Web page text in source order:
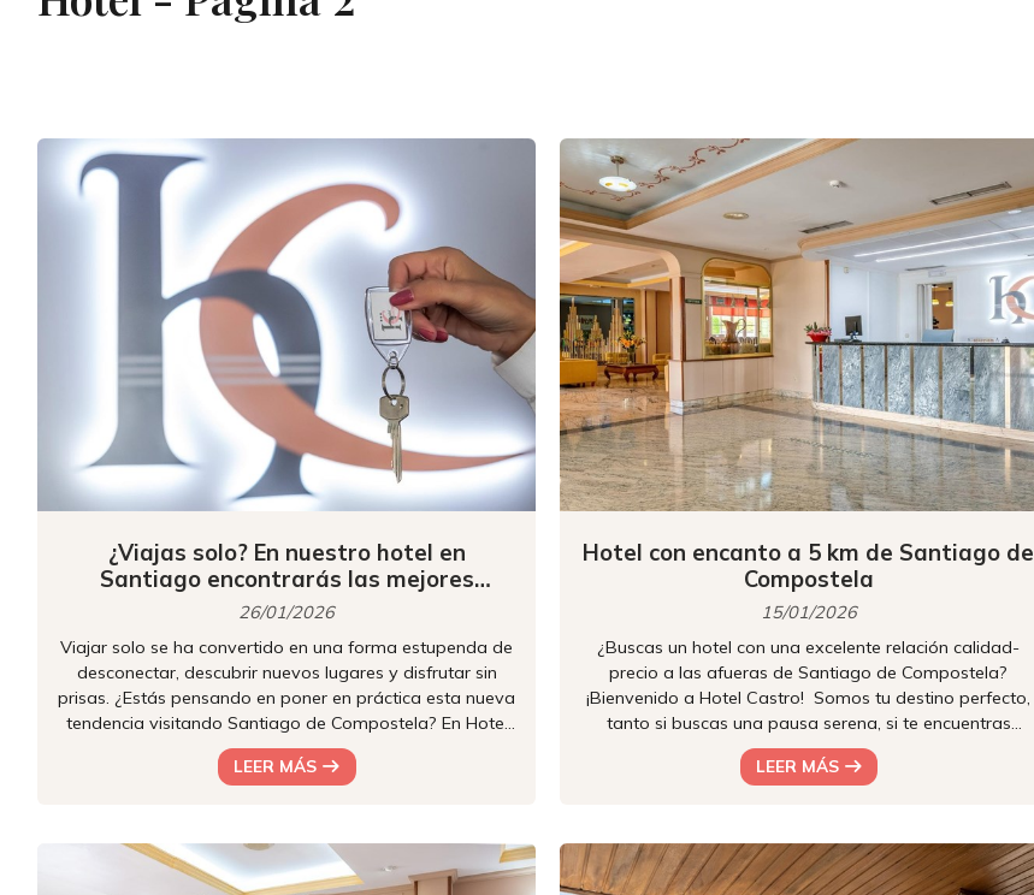
¿Viajas solo? En nuestro hotel en
Santiago encontrarás las mejores
oportunidades
26/01/2026
Viajar solo se ha convertido en una forma estupenda de
desconectar, descubrir nuevos lugares y disfrutar sin
prisas. ¿Estás pensando en poner en práctica esta nueva
tendencia visitando Santiago de Compostela? En Hotel
Castro te lo queremos poner muy fácil si la idea te ha
gustado: te ofrecemos un hotel cómodo, tranquilo y
servicios más completos, no dejes para mañana el cierre
de tu reserva....
LEER MÁS
Hotel con encanto a 5 km de Santiago de
Compostela
15/01/2026
¿Buscas un hotel con una excelente relación calidad-
precio a las afueras de Santiago de Compostela?
¡Bienvenido a Hotel Castro! Somos tu destino perfecto,
tanto si buscas una pausa serena, si te encuentras
inmerso en el Camino Inglés (que pasa justo por detrás
de nuestro hotel), o si viajas por negocios a los cercanos
desde el primer momento. Confort y descanso
garantizados En Hotel C...
LEER MÁS